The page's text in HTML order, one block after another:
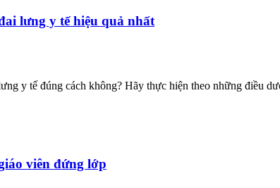
lưng y tế hiệu quả nhất
y tế đúng cách không? Hãy thực hiện theo những điều
viên đứng lớp